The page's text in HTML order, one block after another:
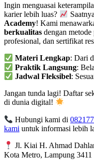
Ingin menguasai
karier lebih luas?
Academy! Kami
berkualitas dengan
profesional, dan sertifikat
Materi Lengkap: Dari
Praktik Langsung:
Jadwal Fleksibel:
Jangan tunda lagi! Daftar
di dunia digital!
Hubungi kami di
kami untuk informasi lebih
Jl. Kiai H. Ahmad
Kota Metro, Lampung 3411